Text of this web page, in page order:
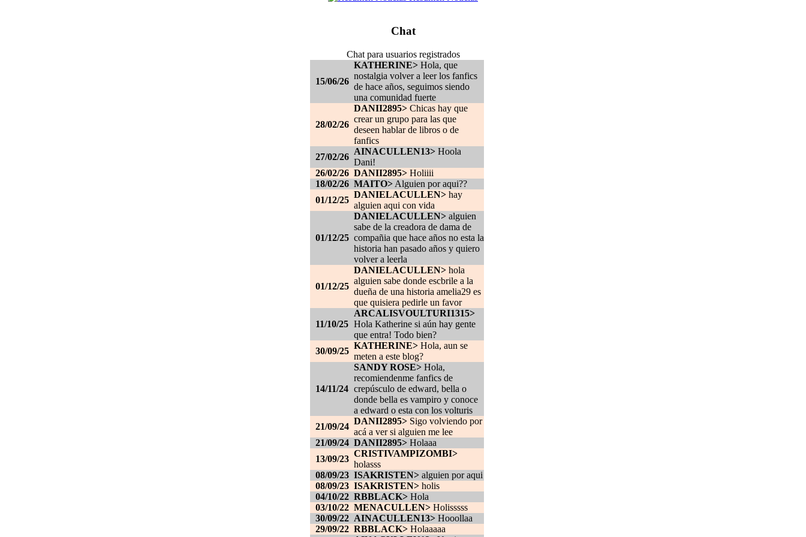
Chat
Chat para usuarios registrados
15/06/26
KATHERINE> Hola, que
nostalgia volver a leer los fanfics
de hace años, seguimos siendo
una comunidad fuerte
28/02/26
DANII2895> Chicas hay que
crear un grupo para las que
deseen hablar de libros o de
fanfics
27/02/26
AINACULLEN13> Hoola
Dani!
26/02/26 DANII2895> Holiiii
18/02/26 MAITO> Alguien por aqui??
01/12/25
DANIELACULLEN> hay
alguien aqui con vida
01/12/25
DANIELACULLEN> alguien
sabe de la creadora de dama de
compañia que hace años no esta la
historia han pasado años y quiero
volver a leerla
01/12/25
DANIELACULLEN> hola
alguien sabe donde escbrile a la
dueña de una historia amelia29 es
que quisiera pedirle un favor
11/10/25
ARCALISVOULTURI1315>
Hola Katherine si aún hay gente
que entra! Todo bien?
30/09/25
KATHERINE> Hola, aun se
meten a este blog?
14/11/24
SANDY ROSE> Hola,
recomiendenme fanfics de
crepúsculo de edward, bella o
donde bella es vampiro y conoce
a edward o esta con los volturis
21/09/24
DANII2895> Sigo volviendo por
acá a ver si alguien me lee
21/09/24 DANII2895> Holaaa
13/09/23
CRISTIVAMPIZOMBI>
holasss
08/09/23 ISAKRISTEN> alguien por aqui
08/09/23 ISAKRISTEN> holis
04/10/22 RBBLACK> Hola
03/10/22 MENACULLEN> Holisssss
30/09/22 AINACULLEN13> Hooollaa
29/09/22 RBBLACK> Holaaaaa